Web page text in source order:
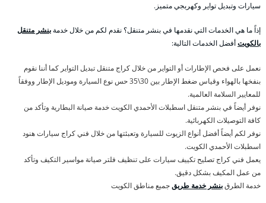
سيارات وتبديل تواير وكهربجي متميز.
إذاً ما هي الخدمات التي نقدمها في بنشر متنقل؟ نقدم لكم من خلال خدمةبنشر متنقل
بالكويتأفضل الخدمات التالية:
نعمل على فحص الإطارات أو التواير من خلال كراج متنقل تبديل التواير كما أننا نقوم
بنفخها بالهواء وقياس ضغط الإطار بين 30\35 حس نوع السيارة وموديل الإطار ووفقاً
للمعايير السلامة العالمية.
نوفر أيضاً في بنشر متنقل اسطبلات الأحمدي الكويت خدمة صيانة البطارية وتأكد من
كافة التوصيلات الكهربائية.
نوفر لكم أيضاً أفضل أنواع الزيوت للسيارة وتعبئتها من خلال فني كراج سيارات هنود
اسطبلات الأحمدي الكويت.
يعمل فني كراج تصليح تكييف سيارات على تنظيف فلتر صيانة مواسير التكيف وتأكد
من عمل المكيف بشكل دقيق.
خدمة الطرقبنشر خدمة طريقجميع مناطق الكويت